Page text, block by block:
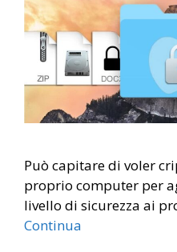
Può capitare di voler
proprio computer per
livello di sicurezza ai
Continua